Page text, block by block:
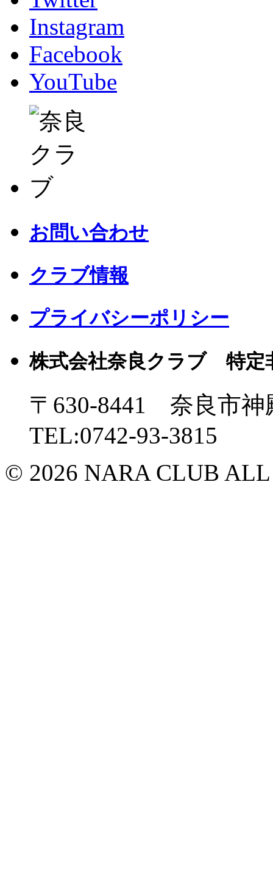
Instagram
Facebook
YouTube
お問い合わせ
クラブ情報
プライバシーポリシー
株式会社奈良クラブ 特定
〒630-8441 奈良市
TEL:0742-93-3815
© 2026 NARA CLUB ALL